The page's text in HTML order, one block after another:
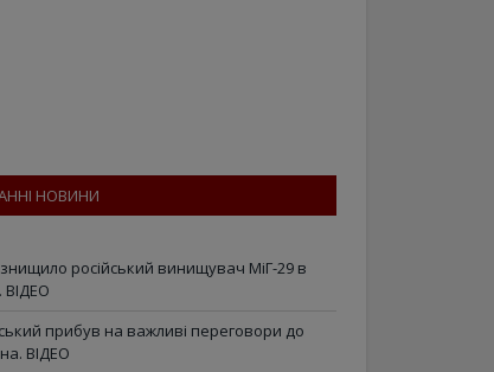
НОВИНИ
російський винищувач МіГ-29 в
ВІДЕО
прибув на важливі переговори до
ВІДЕО